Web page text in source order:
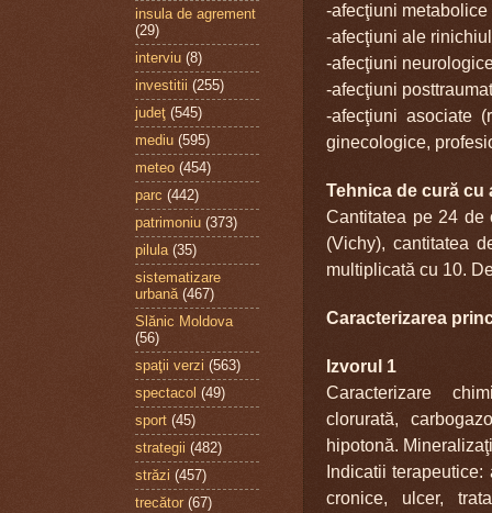
-afecţiuni
-afecţiuni ale
-afecţiuni
-afecţiuni
-afecţiuni asociate
ginecologice,
Tehnica de cură cu
Cantitatea pe 24 de
(Vichy), cantitatea
multiplicată cu 10.
Caracterizarea
Izvorul 1
Caracterizare
clorurată,
hipotonă. Mineraliza
Indicatii
cronice, ulcer,
insula de agrement
(29)
interviu (8)
investitii (255)
judeţ (545)
mediu (595)
meteo (454)
parc (442)
patrimoniu (373)
pilula (35)
sistematizare
urbană (467)
Slănic Moldova
(56)
spaţii verzi (563)
spectacol (49)
sport (45)
strategii (482)
străzi (457)
trecător (67)